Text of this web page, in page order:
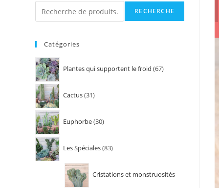
RECHERCHE
Catégories
Plantes qui supportent le froid 67
Cactus 31
Euphorbe 30
Les Spéciales 83
Cristations et monstruosités